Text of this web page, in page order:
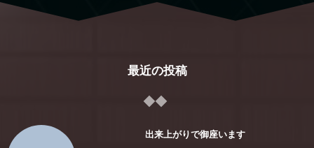
最近の投稿
出来上がりで御座います